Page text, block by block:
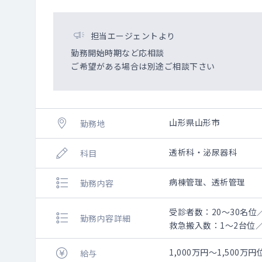
担当エージェントより
勤務開始時期など応相談
ご希望がある場合は別途ご相談下さい
勤務地 山形県山形市
科目 透析科・泌尿器科
勤務内容 病棟管理、透析管理
勤務内容詳細
受診者数：20～30名位
救急搬入数：1～2台位
給与 1,000万円～1,500万円